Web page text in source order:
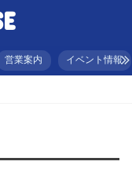
営業案内 イベント情報